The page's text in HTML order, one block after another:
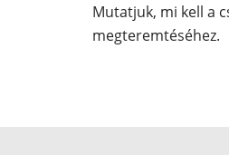
Mutatjuk, mi kell a
megteremtéséhez.